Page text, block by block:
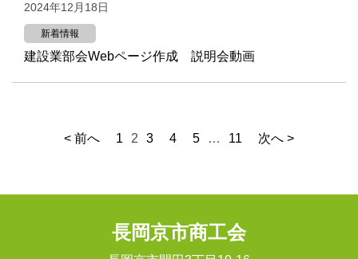
2024年12月18日
新着情報
建設業部会Webページ作成 説明会動画
< 前へ 1 2 3 4 5 … 11 次へ >
長岡京市商工会